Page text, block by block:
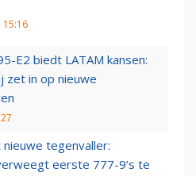
15:16
E2 biedt LATAM kansen:
zet in op nieuwe
tegenvaller:
eerste 777-9’s te